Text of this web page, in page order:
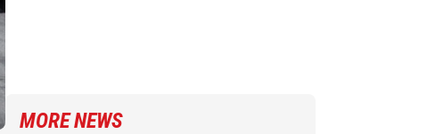
MORE NEWS